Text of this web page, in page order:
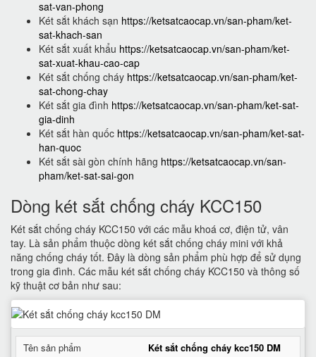
sat-van-phong
Két sắt khách sạn https://ketsatcaocap.vn/san-pham/ket-
sat-khach-san
Két sắt xuất khẩu https://ketsatcaocap.vn/san-pham/ket-
sat-xuat-khau-cao-cap
Két sắt chống cháy https://ketsatcaocap.vn/san-pham/ket-
sat-chong-chay
Két sắt gia đình https://ketsatcaocap.vn/san-pham/ket-sat-
gia-dinh
Két sắt hàn quốc https://ketsatcaocap.vn/san-pham/ket-sat-
han-quoc
Két sắt sài gòn chính hãng https://ketsatcaocap.vn/san-
pham/ket-sat-sai-gon
Dòng két sắt chống cháy KCC150
Két sắt chống cháy KCC150 với các mẫu khoá cơ, điện tử, vân
tay. Là sản phẩm thuộc dòng két sắt chống cháy mini với khả
năng chống cháy tốt. Đây là dòng sản phẩm phù hợp để sử dụng
trong gia đình. Các mẫu két sắt chống cháy KCC150 và thông số
kỹ thuật cơ bản như sau:
Tên sản phẩm
Két sắt chống cháy kcc150 DM